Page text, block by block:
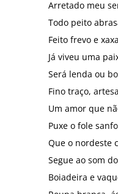
Arretado meu
Todo peito
Feito frevo e
Já viveu uma
Será lenda ou
Fino traço,
Um amor que
Puxe o fole
Que o nordeste
Segue ao som
Boiadeira e